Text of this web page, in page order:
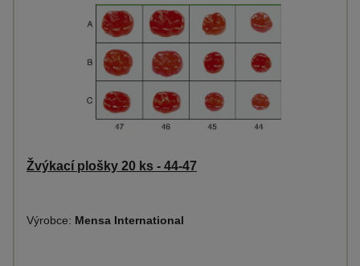
Žvýkací plošky 20 ks - 44-47
Výrobce: Mensa International